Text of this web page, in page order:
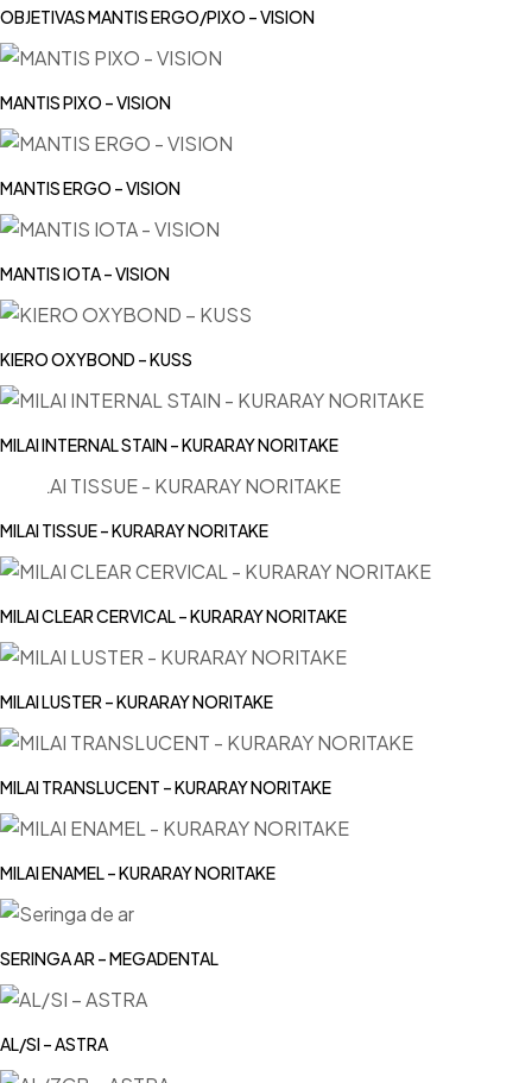
OBJETIVAS MANTIS ERGO/PIXO – VISION
MANTIS PIXO – VISION
MANTIS ERGO – VISION
MANTIS IOTA – VISION
KIERO OXYBOND – KUSS
MILAI INTERNAL STAIN – KURARAY NORITAKE
MILAI TISSUE – KURARAY NORITAKE
MILAI CLEAR CERVICAL – KURARAY NORITAKE
MILAI LUSTER – KURARAY NORITAKE
MILAI TRANSLUCENT – KURARAY NORITAKE
MILAI ENAMEL – KURARAY NORITAKE
SERINGA AR – MEGADENTAL
AL/SI – ASTRA